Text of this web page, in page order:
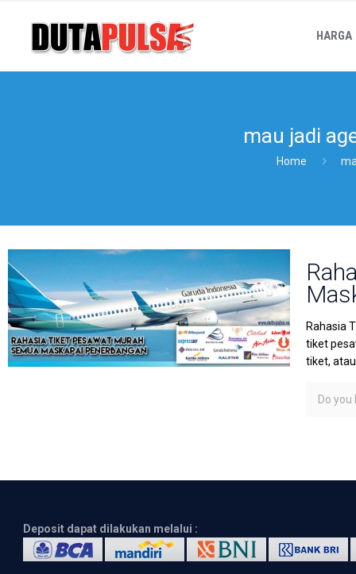
HARGA
mau jadi
Home
Rahasia
tiket
tiket,
Do you
Deposit dapat dilakukan melalui :